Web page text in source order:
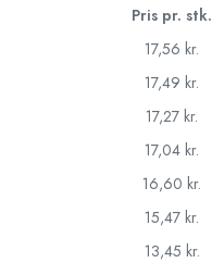
Pris pr. stk.
17,56 kr.
17,49 kr.
17,27 kr.
17,04 kr.
16,60 kr.
15,47 kr.
13,45 kr.